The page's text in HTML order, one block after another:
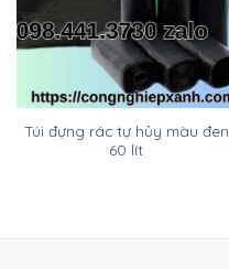
Túi đựng rác tự hủy màu đen
60 lít